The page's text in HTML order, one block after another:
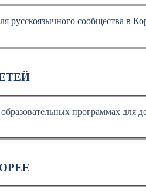
русскоязычного сообщества в
программах для